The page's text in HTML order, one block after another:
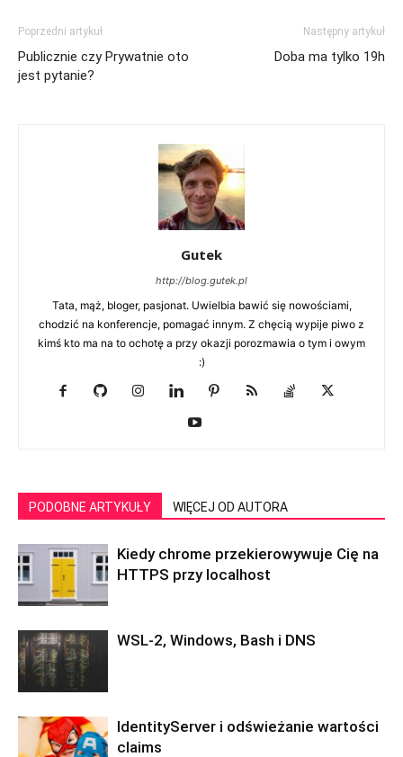
Poprzedni artykuł
Publicznie czy Prywatnie oto
jest pytanie?
Następny artykuł
Doba ma tylko 19h
Gutek
http://blog.gutek.pl
Tata, mąż, bloger, pasjonat. Uwielbia bawić się nowościami,
chodzić na konferencje, pomagać innym. Z chęcią wypije piwo z
kimś kto ma na to ochotę a przy okazji porozmawia o tym i owym
:)
PODOBNE ARTYKUŁY WIĘCEJ OD AUTORA
Kiedy chrome przekierowywuje Cię na
HTTPS przy localhost
WSL-2, Windows, Bash i DNS
IdentityServer i odświeżanie wartości
claims